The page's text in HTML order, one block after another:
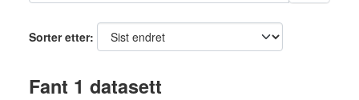
Sorter etter
Fant 1 datasett